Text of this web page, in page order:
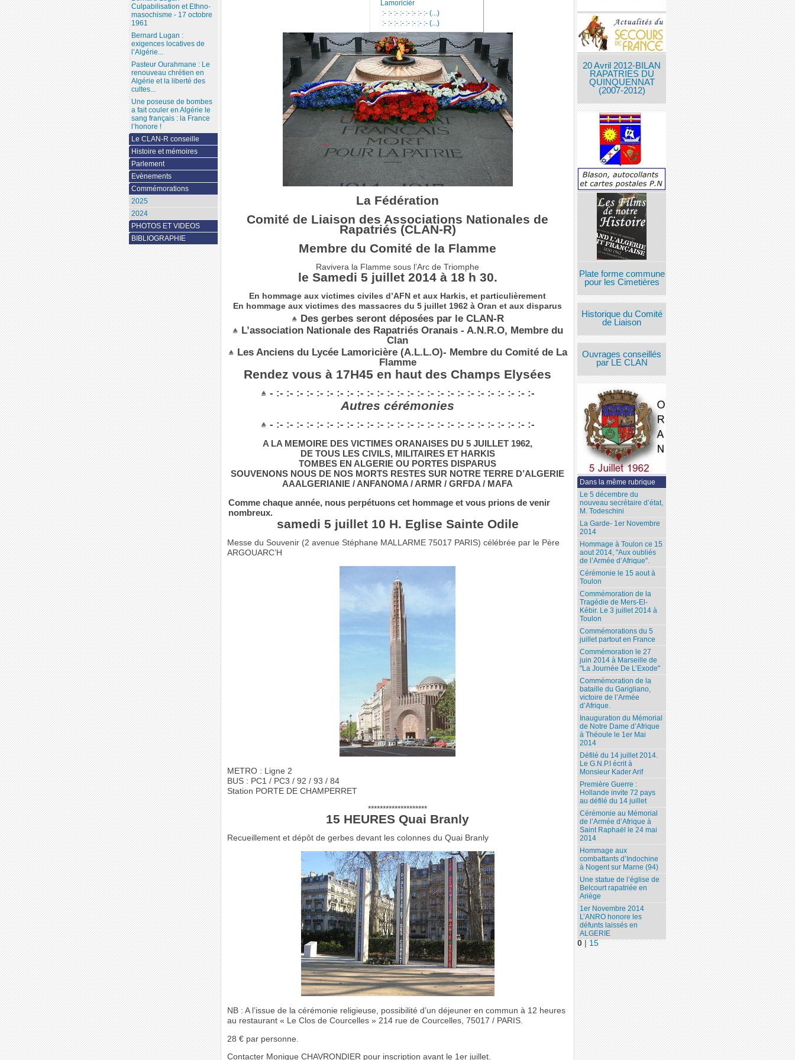
Lamoricièr
:- :- :- :- :- :- :- :- (...)
:- :- :- :- :- :- :- :- (...)
La Fédération
Comité de Liaison des Associations Nationales de
Rapatriés (CLAN-R)
Membre du Comité de la Flamme
Ravivera la Flamme sous l’Arc de Triomphe
le Samedi 5 juillet 2014 à 18 h 30.
En hommage aux victimes civiles d’AFN et aux Harkis, et particulièrement
En hommage aux victimes des massacres du 5 juillet 1962 à Oran et aux disparus
Des gerbes seront déposées par le CLAN-R
L’association Nationale des Rapatriés Oranais - A.N.R.O, Membre du
Clan
Les Anciens du Lycée Lamoricière (A.L.L.O)- Membre du Comité de La
Flamme
Rendez vous à 17H45 en haut des Champs Elysées
- :- :- :- :- :- :- :- :- :- :- :- :- :- :- :- :- :- :- :- :- :- :- :- :- :- :-
Autres cérémonies
- :- :- :- :- :- :- :- :- :- :- :- :- :- :- :- :- :- :- :- :- :- :- :- :- :- :-
A LA MEMOIRE DES VICTIMES ORANAISES DU 5 JUILLET 1962,
DE TOUS LES CIVILS, MILITAIRES ET HARKIS
TOMBES EN ALGERIE OU PORTES DISPARUS
SOUVENONS NOUS DE NOS MORTS RESTES SUR NOTRE TERRE D’ALGERIE
AAALGERIANIE / ANFANOMA / ARMR / GRFDA / MAFA
Comme chaque année, nous perpétuons cet hommage et vous prions de venir
nombreux.
samedi 5 juillet 10 H. Eglise Sainte Odile
Messe du Souvenir (2 avenue Stéphane MALLARME 75017 PARIS) célébrée par le Père
ARGOUARC’H
METRO : Ligne 2
BUS : PC1 / PC3 / 92 / 93 / 84
Station PORTE DE CHAMPERRET
********************
15 HEURES Quai Branly
Recueillement et dépôt de gerbes devant les colonnes du Quai Branly
NB : A l’issue de la cérémonie religieuse, possibilité d’un déjeuner en commun à 12 heures
au restaurant « Le Clos de Courcelles » 214 rue de Courcelles, 75017 / PARIS.
28 € par personne.
Contacter Monique CHAVRONDIER pour inscription avant le 1er juillet.
20 Avril 2012-BILAN
RAPATRIES DU
QUINQUENNAT
(2007-2012)
Plate forme commune
pour les Cimetières
Historique du Comité
de Liaison
Ouvrages conseillés
par LE CLAN
Dans la même rubrique
Le 5 décembre du
nouveau secrétaire d’état,
M. Todeschini
La Garde- 1er Novembre
2014
Hommage à Toulon ce 15
aout 2014, "Aux oubliés
de l’Armée d’Afrique".
Cérémonie le 15 aout à
Toulon
Commémoration de la
Tragédie de Mers-El-
Kébir. Le 3 juillet 2014 à
Toulon
Commémorations du 5
juillet partout en France
Commémoration le 27
juin 2014 à Marseille de
"La Journée De L’Exode"
Commémoration de la
bataille du Garigliano,
victoire de l’Armée
d’Afrique.
Inauguration du Mémorial
de Notre Dame d’Afrique
à Théoule le 1er Mai
2014
Défilé du 14 juillet 2014.
Le G.N.P.I écrit à
Monsieur Kader Arif
Première Guerre :
Hollande invite 72 pays
au défilé du 14 juillet
Cérémonie au Mémorial
de l’Armée d’Afrique à
Saint Raphaël le 24 mai
2014
Hommage aux
combattants d’Indochine
à Nogent sur Marne (94)
Une statue de l’église de
Belcourt rapatriée en
Ariège
1er Novembre 2014
L’ANRO honore les
défunts laissés en
ALGERIE
0|15
Culpabilisation et Ethno-
masochisme - 17 octobre
1961
Bernard Lugan :
exigences locatives de
l’Algérie...
Pasteur Ourahmane : Le
renouveau chrétien en
Algérie et la liberté des
cultes...
Une poseuse de bombes
a fait couler en Algérie le
sang français : la France
l’honore !
Le CLAN-R conseille
Histoire et mémoires
Parlement
Evènements
Commémorations
2025
2024
PHOTOS ET VIDEOS
BIBLIOGRAPHIE